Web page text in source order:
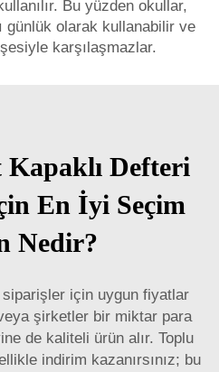
Bu yüzden okullar,
günlük olarak kullanabilir ve
karşılaşmazlar.
Defteri
En İyi Seçim
Nedir?
için uygun fiyatlar
şirketler bir miktar para
de kaliteli ürün alır. Toplu
indirim kazanırsınız; bu